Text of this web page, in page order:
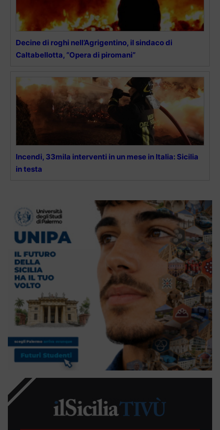
Decine di roghi nell’Agrigentino, il sindaco di
Caltabellotta, “Opera di piromani”
Incendi, 33mila interventi in un mese in Italia: Sicilia
in testa